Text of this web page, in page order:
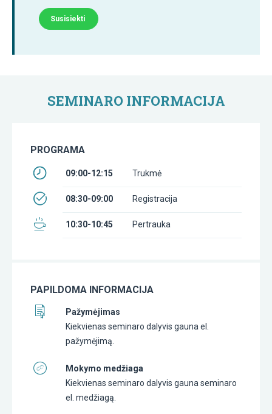
Susisiekti
SEMINARO INFORMACIJA
PROGRAMA
09:00-12:15 Trukmė
08:30-09:00 Registracija
10:30-10:45 Pertrauka
PAPILDOMA INFORMACIJA
Pažymėjimas
Kiekvienas seminaro dalyvis gauna el.
pažymėjimą.
Mokymo medžiaga
Kiekvienas seminaro dalyvis gauna seminaro
el. medžiagą.